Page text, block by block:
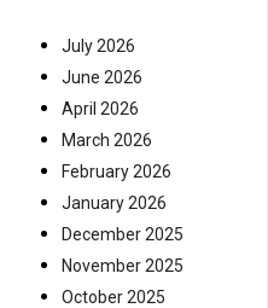
July 2026
June 2026
April 2026
March 2026
February 2026
January 2026
December 2025
November 2025
October 2025